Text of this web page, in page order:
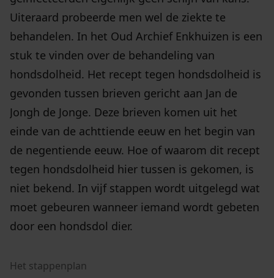
Uiteraard probeerde men wel de ziekte te
behandelen. In het Oud Archief Enkhuizen is een
stuk te vinden over de behandeling van
hondsdolheid. Het recept tegen hondsdolheid is
gevonden tussen brieven gericht aan Jan de
Jongh de Jonge. Deze brieven komen uit het
einde van de achttiende eeuw en het begin van
de negentiende eeuw. Hoe of waarom dit recept
tegen hondsdolheid hier tussen is gekomen, is
niet bekend. In vijf stappen wordt uitgelegd wat
moet gebeuren wanneer iemand wordt gebeten
door een hondsdol dier.
Het stappenplan